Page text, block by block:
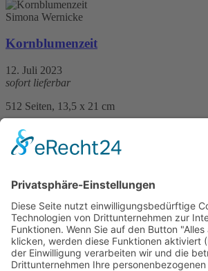
Simona Wernicke
Kornblumenzeit
12. Juli 2023
sofort lieferbar
512 Seiten, 13,5 x 21 cm
Print 18,– € / E-Book 13,99 €
mehr Infos …
Thomas Erle
Das Lied der Wächter - Der Gesang
13. März 2019